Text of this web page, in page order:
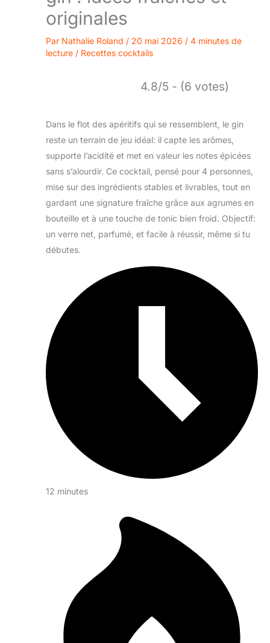
originales
Par Nathalie Roland / 20 mai 2026 / 4 minutes de
lecture / Recettes cocktails
4.8/5 - (6 votes)
Dans le flot des apéritifs qui se ressemblent, le gin
reste un terrain de jeu idéal: il capte les arômes,
supporte l’acidité et met en valeur les notes épicées
sans s’alourdir. Ce cocktail, pensé pour 4 personnes,
mise sur des ingrédients stables et livrables, tout en
gardant une signature fraîche grâce aux agrumes en
bouteille et à une touche de tonic bien froid. Objectif:
un verre net, parfumé, et facile à réussir, même si tu
débutes.
12 minutes